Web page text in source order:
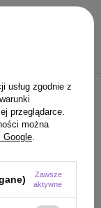
9.3 bardzo
100 ml Mila
/ szt.
usług zgodnie z
przeglądarce.
można
Google
Zawsze
aktywne